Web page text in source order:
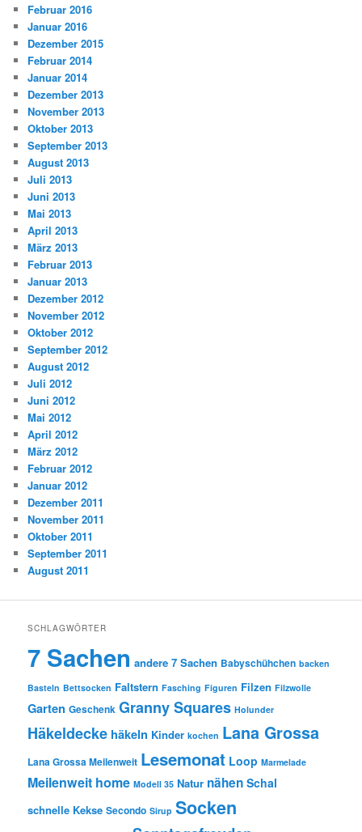
Februar 2016
Januar 2016
Dezember 2015
Februar 2014
Januar 2014
Dezember 2013
November 2013
Oktober 2013
September 2013
August 2013
Juli 2013
Juni 2013
Mai 2013
April 2013
März 2013
Februar 2013
Januar 2013
Dezember 2012
November 2012
Oktober 2012
September 2012
August 2012
Juli 2012
Juni 2012
Mai 2012
April 2012
März 2012
Februar 2012
Januar 2012
Dezember 2011
November 2011
Oktober 2011
September 2011
August 2011
SCHLAGWÖRTER
7 Sachen andere 7 Sachen Babyschühchen backen
Basteln Bettsocken Faltstern Fasching Figuren Filzen Filzwolle
Garten Geschenk Granny Squares Holunder
Häkeldecke häkeln Kinder kochen Lana Grossa
Lana Grossa Meilenweit Lesemonat Loop Marmelade
Meilenweit home Modell 35 Natur nähen Schal
schnelle Kekse Secondo Sirup Socken